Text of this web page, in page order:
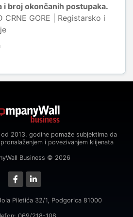
i broj okončanih postupaka.
CRNE GORE | Registarsko i
od 2013. godine pomaže subjektima da
i povezivanjem klijenata
Business © 2026
Piletića 32/1, Podgorica 81000